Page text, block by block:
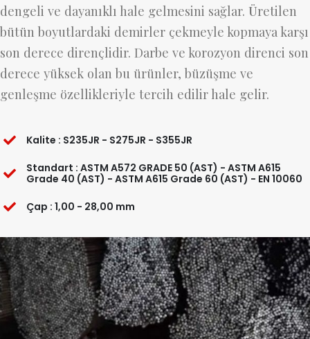
dengeli ve dayanıklı hale gelmesini sağlar. Üretilen
bütün boyutlardaki demirler çekmeyle kopmaya karşı
son derece dirençlidir. Darbe ve korozyon direnci son
derece yüksek olan bu ürünler, büzüşme ve
genleşme özellikleriyle tercih edilir hale gelir.
Kalite : S235JR - S275JR - S355JR
Standart : ASTM A572 GRADE 50 (AST) - ASTM A615
Grade 40 (AST) - ASTM A615 Grade 60 (AST) - EN 10060
Çap : 1,00 - 28,00 mm